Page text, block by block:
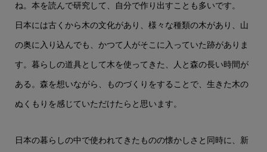
ね。本を読んで研究して、自分で作り出すことも多いです。
日本には古くから木の文化があり、様々な種類の木があり、山
の奥に入り込んでも、かつて人がそこに入っていた跡がありま
す。暮らしの道具として木を使ってきた、人と森の長い時間が
ある。森を想いながら、ものづくりをすることで、生きた木の
ぬくもりを感じていただけたらと思います。
日本の暮らしの中で使われてきたものの懐かしさと同時に、新